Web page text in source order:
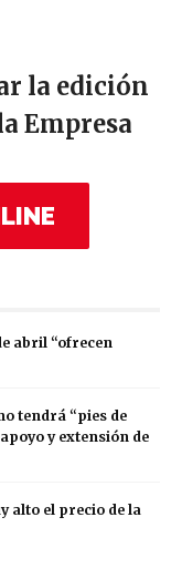
la edición
Empresa
abril “ofrecen
tendrá “pies de
y extensión de
alto el precio de la